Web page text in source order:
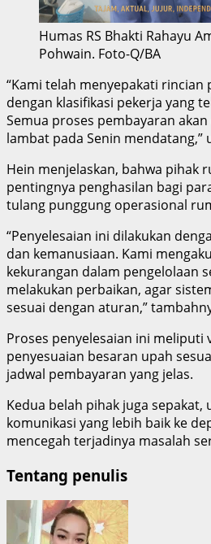
Humas RS Bhakti Rahayu
Pohwain. Foto-Q/BA
“Kami telah menyepakati rincian
dengan klasifikasi pekerja yang
Semua proses pembayaran
lambat pada Senin mendatang,”
Hein menjelaskan, bahwa pihak
pentingnya penghasilan bagi
tulang punggung operasional
“Penyelesaian ini dilakukan
dan kemanusiaan. Kami
kekurangan dalam pengelolaan
melakukan perbaikan, agar
sesuai dengan aturan,”
Proses penyelesaian ini meliputi
penyesuaian besaran upah
jadwal pembayaran yang jelas.
Kedua belah pihak juga
komunikasi yang lebih baik ke
mencegah terjadinya masalah
Tentang penulis